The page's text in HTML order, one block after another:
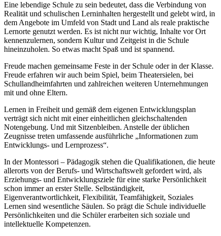
Eine lebendige Schule zu sein bedeutet, dass die Verbindung von
Realität und schulischen Lerninhalten hergestellt und gelebt wird, in
dem Angebote im Umfeld von Stadt und Land als reale praktische
Lernorte genutzt werden. Es ist nicht nur wichtig, Inhalte vor Ort
kennenzulernen, sondern Kultur und Zeitgeist in die Schule
hineinzuholen. So etwas macht Spaß und ist spannend.
Freude machen gemeinsame Feste in der Schule oder in der Klasse.
Freude erfahren wir auch beim Spiel, beim Theatersielen, bei
Schullandheimfahrten und zahlreichen weiteren Unternehmungen
mit und ohne Eltern.
Lernen in Freiheit und gemäß dem eigenen Entwicklungsplan
verträgt sich nicht mit einer einheitlichen gleichschaltenden
Notengebung. Und mit Sitzenbleiben. Anstelle der üblichen
Zeugnisse treten umfassende ausführliche „Informationen zum
Entwicklungs- und Lernprozess“.
In der Montessori – Pädagogik stehen die Qualifikationen, die heute
allerorts von der Berufs- und Wirtschaftswelt gefordert wird, als
Erziehungs- und Entwicklungsziele für eine starke Persönlichkeit
schon immer an erster Stelle. Selbständigkeit,
Eigenverantwortlichkeit, Flexibilität, Teamfähigkeit, Soziales
Lernen sind wesentliche Säulen. So prägt die Schule individuelle
Persönlichkeiten und die Schüler erarbeiten sich soziale und
intellektuelle Kompetenzen.